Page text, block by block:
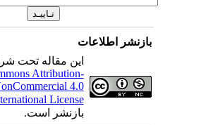
بازنشر اطلاعات
این مقاله تحت
Attribution-
NonCommercial 4.0
License
بازنشر است.